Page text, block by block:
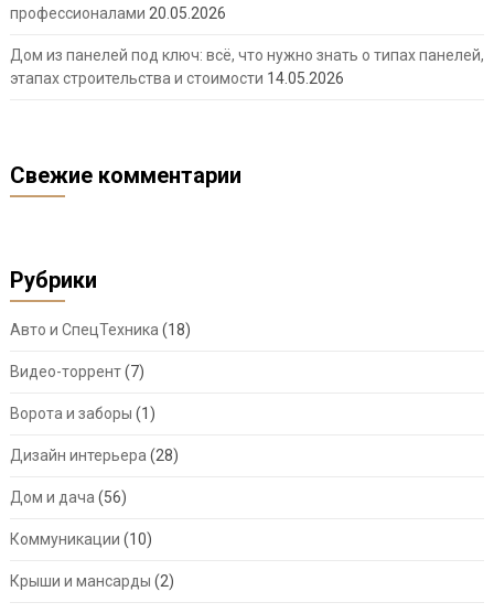
профессионалами 20.05.2026
Дом из панелей под ключ: всё, что нужно знать о типах панелей,
этапах строительства и стоимости 14.05.2026
Свежие комментарии
Рубрики
Авто и СпецТехника (18)
Видео-торрент(7)
Ворота и заборы (1)
Дизайн интерьера (28)
Дом и дача (56)
Коммуникации (10)
Крыши и мансарды (2)